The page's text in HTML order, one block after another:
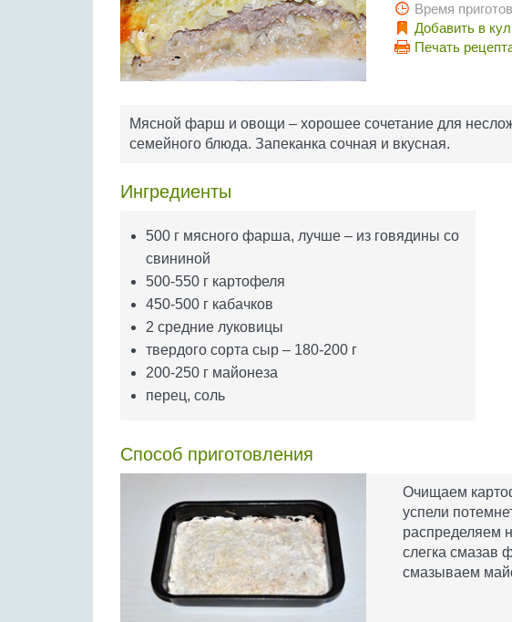
Время
Добавить в
Печать
Мясной фарш и овощи – хорошее сочетание для
семейного блюда. Запеканка сочная и вкусная.
Ингредиенты
500 г мясного фарша, лучше – из говядины со
свининой
500-550 г картофеля
450-500 г кабачков
2 средние луковицы
твердого сорта сыр – 180-200 г
200-250 г майонеза
перец, соль
Способ приготовления
Очищаем
успели
распределяем
слегка смазав
смазываем